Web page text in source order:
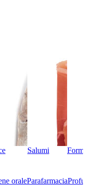
Salumi
oraleParafarmacia